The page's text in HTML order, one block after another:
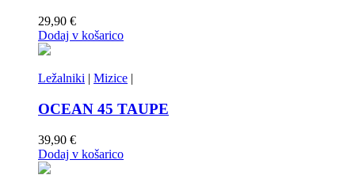
29,90 €
Dodaj v košarico
Ležalniki | Mizice |
OCEAN 45 TAUPE
39,90 €
Dodaj v košarico